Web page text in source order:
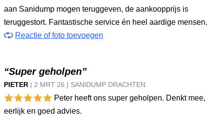
aan Sanidump mogen teruggeven, de aankoopprijs is
teruggestort. Fantastische service én heel aardige mensen.
Reactie of foto toevoegen
“Super geholpen”
PIETER | 2 MRT 26 | SANIDUMP DRACHTEN
Peter heeft ons super geholpen. Denkt mee,
eerlijk en goed advies.